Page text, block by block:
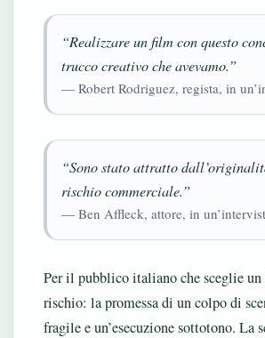
“Realizzare un film con questo
trucco creativo che avevamo.”
— Robert Rodriguez, regista, in
“Sono stato attratto
rischio commerciale.”
— Ben Affleck, attore, in
Per il pubblico italiano che sceglie
rischio: la promessa di un colpo di
fragile e un’esecuzione sottotono. La